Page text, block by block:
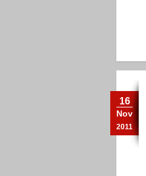
16
Nov
2011